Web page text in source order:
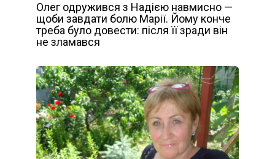
Олег одружився з Надією навмисно —
щоби завдати болю Марії. Йому конче
треба було довести: після її зради він
не зламався